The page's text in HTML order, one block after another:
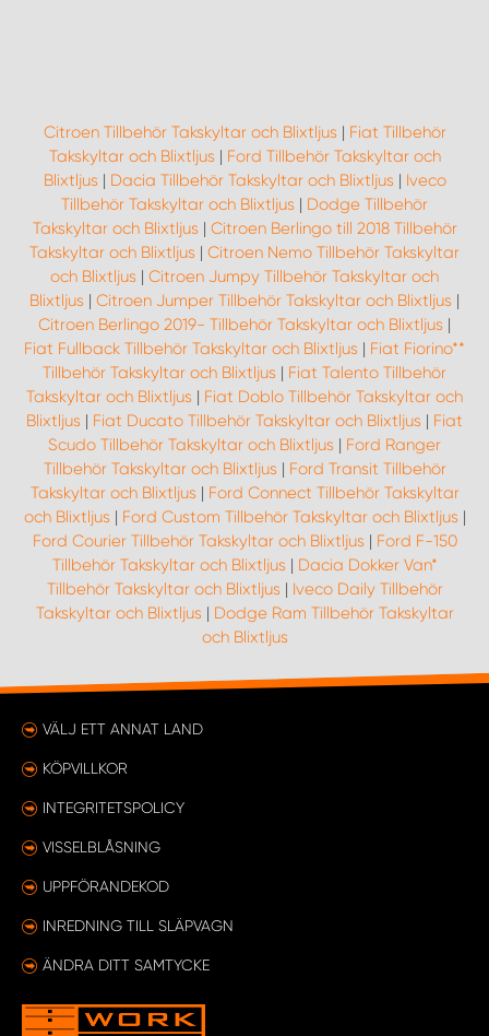
Citroen Tillbehör Takskyltar och Blixtljus | Fiat Tillbehör
Takskyltar och Blixtljus | Ford Tillbehör Takskyltar och
Blixtljus | Dacia Tillbehör Takskyltar och Blixtljus | Iveco
Tillbehör Takskyltar och Blixtljus | Dodge Tillbehör
Takskyltar och Blixtljus | Citroen Berlingo till 2018 Tillbehör
Takskyltar och Blixtljus | Citroen Nemo Tillbehör Takskyltar
och Blixtljus | Citroen Jumpy Tillbehör Takskyltar och
Blixtljus | Citroen Jumper Tillbehör Takskyltar och Blixtljus |
Citroen Berlingo 2019- Tillbehör Takskyltar och Blixtljus |
Fiat Fullback Tillbehör Takskyltar och Blixtljus | Fiat Fiorino**
Tillbehör Takskyltar och Blixtljus | Fiat Talento Tillbehör
Takskyltar och Blixtljus | Fiat Doblo Tillbehör Takskyltar och
Blixtljus | Fiat Ducato Tillbehör Takskyltar och Blixtljus | Fiat
Scudo Tillbehör Takskyltar och Blixtljus | Ford Ranger
Tillbehör Takskyltar och Blixtljus | Ford Transit Tillbehör
Takskyltar och Blixtljus | Ford Connect Tillbehör Takskyltar
och Blixtljus | Ford Custom Tillbehör Takskyltar och Blixtljus |
Ford Courier Tillbehör Takskyltar och Blixtljus | Ford F-150
Tillbehör Takskyltar och Blixtljus | Dacia Dokker Van*
Tillbehör Takskyltar och Blixtljus | Iveco Daily Tillbehör
Takskyltar och Blixtljus | Dodge Ram Tillbehör Takskyltar
och Blixtljus
VÄLJ ETT ANNAT LAND
KÖPVILLKOR
INTEGRITETSPOLICY
VISSELBLÅSNING
UPPFÖRANDEKOD
INREDNING TILL SLÄPVAGN
ÄNDRA DITT SAMTYCKE